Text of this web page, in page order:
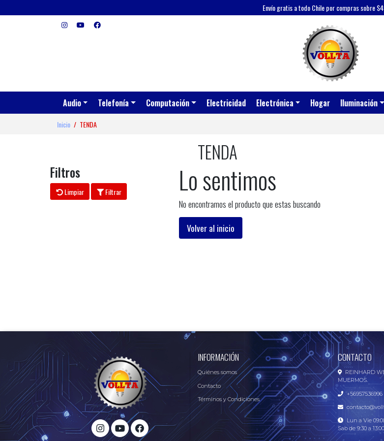
Envío gratis a todo Chile por compras sobre
Audio Telefonía Computación Electricidad Electrónica Hogar Iluminación
Inicio TENDA
TENDA
Filtros
Limpiar Filtrar Lo sentimos
No encontramos el producto que estas buscando
Volver al inicio
INFORMACIÓN
Quiénes somos
Contacto
Términos y Condiciones
CONTACTO
REINHARD
MUERMOS.
+56957536996
Lun a Vie
Sab de 9:30 a